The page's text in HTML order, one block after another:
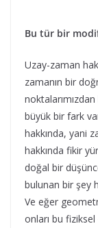
Bu tür bir
Uzay-zaman
zamanın bir
büyük bir fark
hakkında, yani
hakkında fikir
doğal bir
bulunan bir şey
Ve eğer
onları bu